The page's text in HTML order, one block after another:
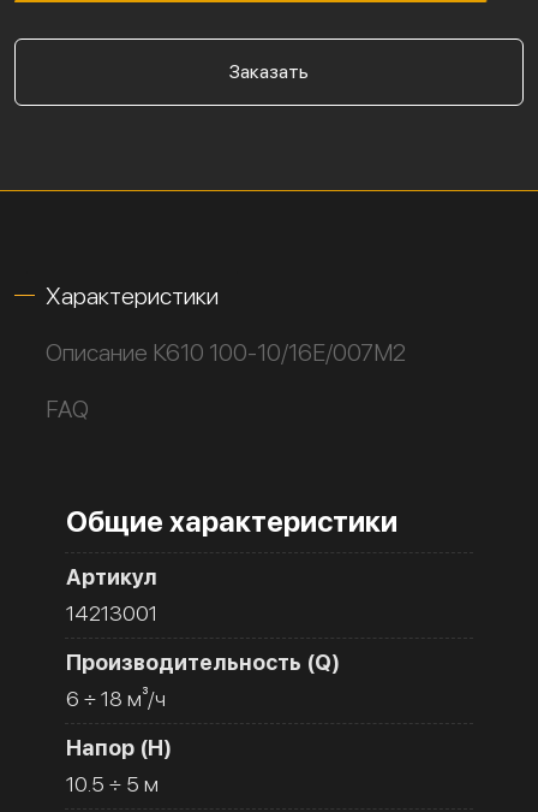
Заказать
Характеристики
Описание К610 100-10/16Е/007М2
FAQ
Общие характеристики
Артикул
14213001
Производительность (Q)
6 ÷ 18 м³/ч
Напор (H)
10.5 ÷ 5 м